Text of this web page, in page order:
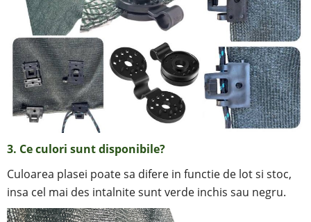
3. Ce culori sunt disponibile?
Culoarea plasei poate sa difere in functie de lot si stoc,
insa cel mai des intalnite sunt verde inchis sau negru.